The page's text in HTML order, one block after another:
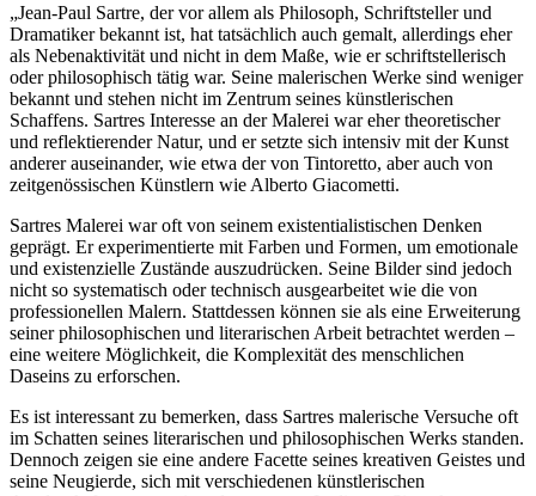
„Jean-Paul Sartre, der vor allem als Philosoph, Schriftsteller und
Dramatiker bekannt ist, hat tatsächlich auch gemalt, allerdings eher
als Nebenaktivität und nicht in dem Maße, wie er schriftstellerisch
oder philosophisch tätig war. Seine malerischen Werke sind weniger
bekannt und stehen nicht im Zentrum seines künstlerischen
Schaffens. Sartres Interesse an der Malerei war eher theoretischer
und reflektierender Natur, und er setzte sich intensiv mit der Kunst
anderer auseinander, wie etwa der von Tintoretto, aber auch von
zeitgenössischen Künstlern wie Alberto Giacometti.
Sartres Malerei war oft von seinem existentialistischen Denken
geprägt. Er experimentierte mit Farben und Formen, um emotionale
und existenzielle Zustände auszudrücken. Seine Bilder sind jedoch
nicht so systematisch oder technisch ausgearbeitet wie die von
professionellen Malern. Stattdessen können sie als eine Erweiterung
seiner philosophischen und literarischen Arbeit betrachtet werden –
eine weitere Möglichkeit, die Komplexität des menschlichen
Daseins zu erforschen.
Es ist interessant zu bemerken, dass Sartres malerische Versuche oft
im Schatten seines literarischen und philosophischen Werks standen.
Dennoch zeigen sie eine andere Facette seines kreativen Geistes und
seine Neugierde, sich mit verschiedenen künstlerischen